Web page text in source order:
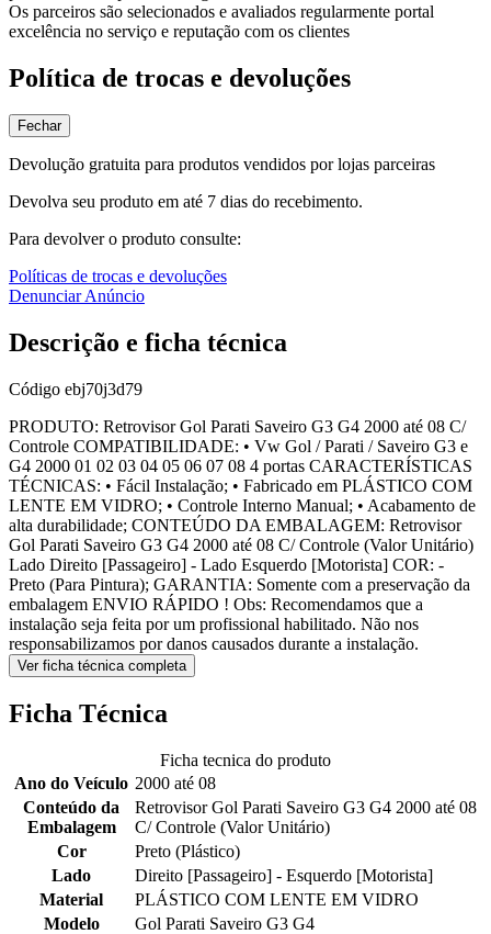
Os parceiros são selecionados e avaliados regularmente portal
excelência no serviço e reputação com os clientes
Política de trocas e devoluções
Fechar
Devolução gratuita para produtos vendidos por lojas parceiras
Devolva seu produto em até 7 dias do recebimento.
Para devolver o produto consulte:
Políticas de trocas e devoluções
Denunciar Anúncio
Descrição e ficha técnica
Código ebj70j3d79
PRODUTO: Retrovisor Gol Parati Saveiro G3 G4 2000 até 08 C/
Controle COMPATIBILIDADE: • Vw Gol / Parati / Saveiro G3 e
G4 2000 01 02 03 04 05 06 07 08 4 portas CARACTERÍSTICAS
TÉCNICAS: • Fácil Instalação; • Fabricado em PLÁSTICO COM
LENTE EM VIDRO; • Controle Interno Manual; • Acabamento de
alta durabilidade; CONTEÚDO DA EMBALAGEM: Retrovisor
Gol Parati Saveiro G3 G4 2000 até 08 C/ Controle (Valor Unitário)
Lado Direito [Passageiro] - Lado Esquerdo [Motorista] COR: -
Preto (Para Pintura); GARANTIA: Somente com a preservação da
embalagem ENVIO RÁPIDO ! Obs: Recomendamos que a
instalação seja feita por um profissional habilitado. Não nos
responsabilizamos por danos causados durante a instalação.
Ver ficha técnica completa
Ficha Técnica
Ficha tecnica do produto
Ano do Veículo 2000 até 08
Conteúdo da
Embalagem
Retrovisor Gol Parati Saveiro G3 G4 2000 até 08
C/ Controle (Valor Unitário)
Cor
Preto (Plástico)
Lado
Direito [Passageiro] - Esquerdo [Motorista]
Material
PLÁSTICO COM LENTE EM VIDRO
Modelo
Gol Parati Saveiro G3 G4